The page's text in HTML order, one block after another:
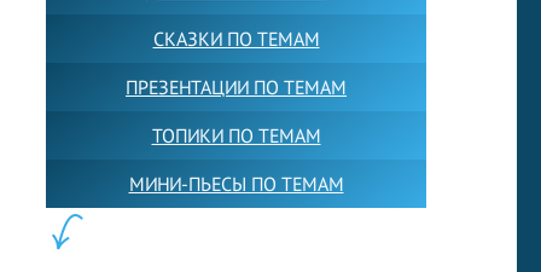
СКАЗКИ ПО ТЕМАМ
ПРЕЗЕНТАЦИИ ПО ТЕМАМ
ТОПИКИ ПО ТЕМАМ
МИНИ-ПЬЕСЫ ПО ТЕМАМ